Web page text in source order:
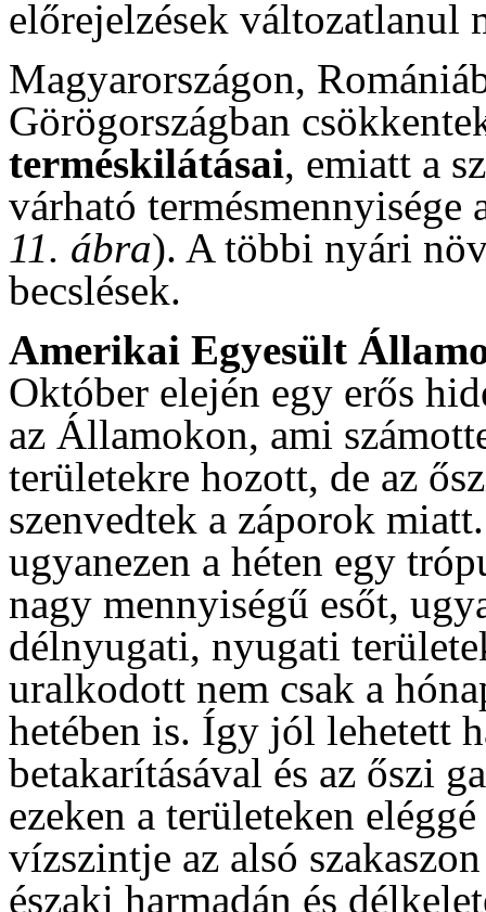
előrejelzések változatlanul
Magyarországon,
Görögországban
terméskilátásai, emiatt a
várható
11. ábra). A többi nyári
becslések.
Amerikai Egyesült
Október elején egy erős
az Államokon, ami
területekre hozott, de az
szenvedtek a záporok
ugyanezen a héten egy
nagy mennyiségű esőt,
délnyugati, nyugati
uralkodott nem csak a
hetében is. Így jól lehetett
betakarításával és az őszi
ezeken a területeken
vízszintje az alsó
északi harmadán és